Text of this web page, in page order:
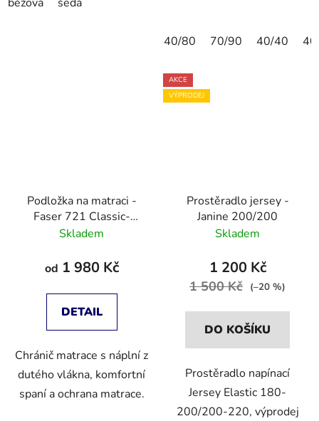
béžová šedá
40/80 70/90 40/40
Podložka na matraci -
Faser 721 Classic-
Clean Topper
Skladem
od 1 980 Kč
DETAIL
Chránič matrace s náplní z
dutého vlákna, komfortní
spaní a ochrana matrace.
AKCE
VÝPRODEJ
Prostěradlo jersey -
Janine 200/200
Skladem
1 200 Kč
1 500 Kč (–20 %)
DO KOŠÍKU
Prostěradlo napínací
Jersey Elastic 180-
200/200-220, výprodej